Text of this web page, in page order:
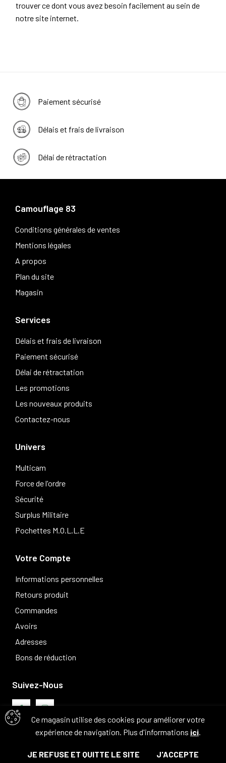
trouver ce dont vous avez besoin facilement au sein de
notre site internet.
Paiement sécurisé
Délais et frais de livraison
Délai de rétractation
Camouflage 83
Conditions générales de ventes
Mentions légales
A propos
Plan du site
Magasin
Services
Délais et frais de livraison
Paiement sécurisé
Délai de rétractation
Les promotions
Les nouveaux produits
Contactez-nous
Univers
Multicam
Force de l'ordre
Sécurité
Surplus Militaire
Pochettes M.O.L.L.E
Votre Compte
Informations personnelles
Retours produit
Commandes
Avoirs
Adresses
Bons de réduction
Ce magasin utilise des cookies pour améliorer votre
expérience de navigation. Plus d'informations ici.
JE REFUSE ET QUITTE LE SITE J'ACCEPTE
Suivez-Nous